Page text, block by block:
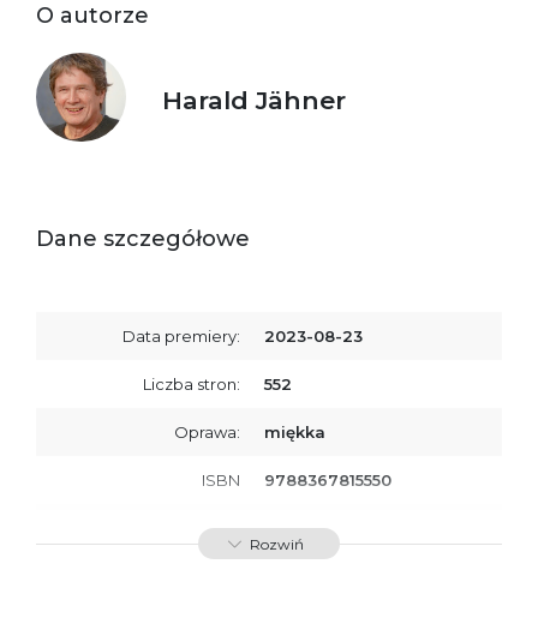
O autorze
Harald Jähner
Dane szczegółowe
Data premiery: 2023-08-23
Liczba stron: 552
Oprawa: miękka
ISBN 9788367815550
SKU: K800503
Rozwiń